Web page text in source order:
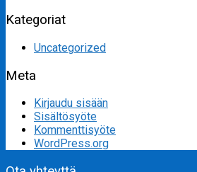
Kategoriat
Uncategorized
Meta
Kirjaudu sisään
Sisältösyöte
Kommenttisyöte
WordPress.org